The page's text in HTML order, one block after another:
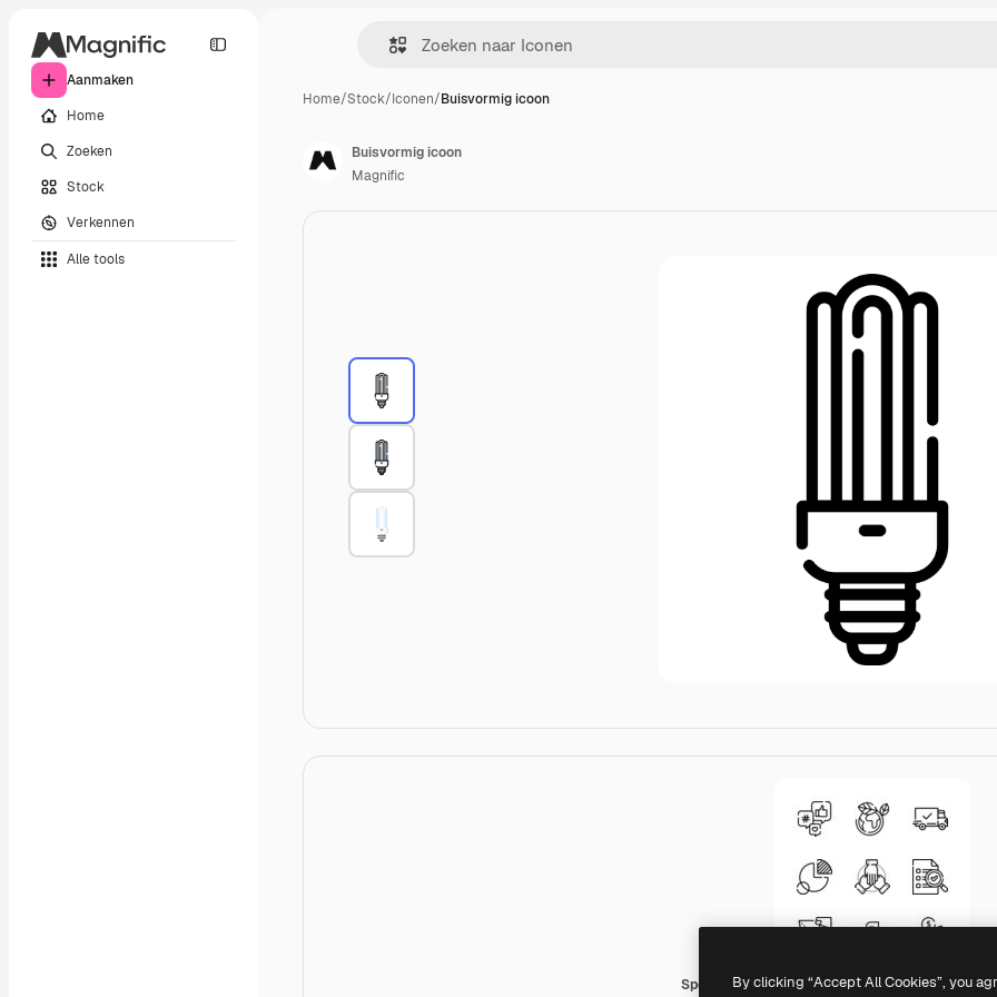
Aanmaken
Home
Zoeken
Stock
Verkennen
Alle tools
Home/Stock/Iconen/Buisvormig icoon
Special Lineal
Buisvormig icoon
Magnific
By clicking “Accept All Cookies”, you